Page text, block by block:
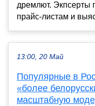
дремлют. Экпсерты
прайс-листам и
13:00, 20 Май
Популярные в
«более
масштабную